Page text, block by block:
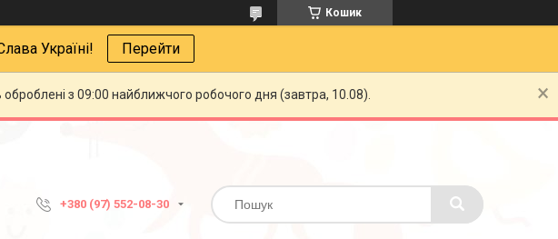
Кошик
Україні! Перейти
з 09:00 найближчого робочого дня (завтра, 10.08).
+380 (97) 552-08-30